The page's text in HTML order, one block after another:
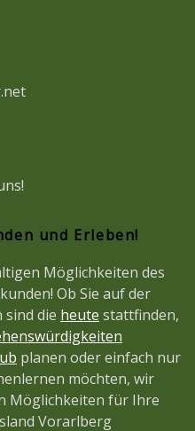
und Erleben!
Möglichkeiten des
Ob Sie auf der
sind die heute stattfinden,
planen oder einfach nur
möchten, wir
Möglichkeiten für Ihre
Vorarlberg